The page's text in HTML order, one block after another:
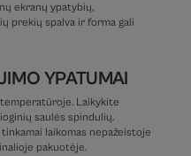
ekranų ypatybių,
prekių spalva ir forma gali
YPATUMAI
Laikykite
saulės spindulių.
laikomas nepažeistoje
pakuotėje.